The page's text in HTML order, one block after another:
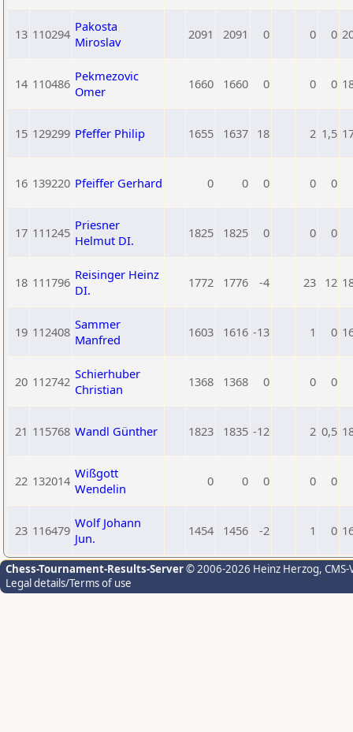
13 110294 Pakosta
Miroslav
2091 2091 0 0 0
14 110486 Pekmezovic
Omer
1660 1660 0 0 0
15 129299 Pfeffer Philip 1655 1637 18 2 1,5
16 139220 Pfeiffer Gerhard 0 0 0 0 0
17 111245 Priesner
Helmut DI.
1825 1825 0 0 0
18 111796 Reisinger Heinz
DI.
1772 1776 -4 23 12
19 112408 Sammer
Manfred
1603 1616 -13 1 0
20 112742 Schierhuber
Christian
1368 1368 0 0 0
21 115768 Wandl Günther 1823 1835 -12 2 0,5
22 132014 Wißgott
Wendelin
0 0 0 0 0
23 116479 Wolf Johann
Jun.
1454 1456 -2 1 0
Chess-Tournament-Results-Server© 2006-2026 Heinz Herzog,
Legal details/Terms of use